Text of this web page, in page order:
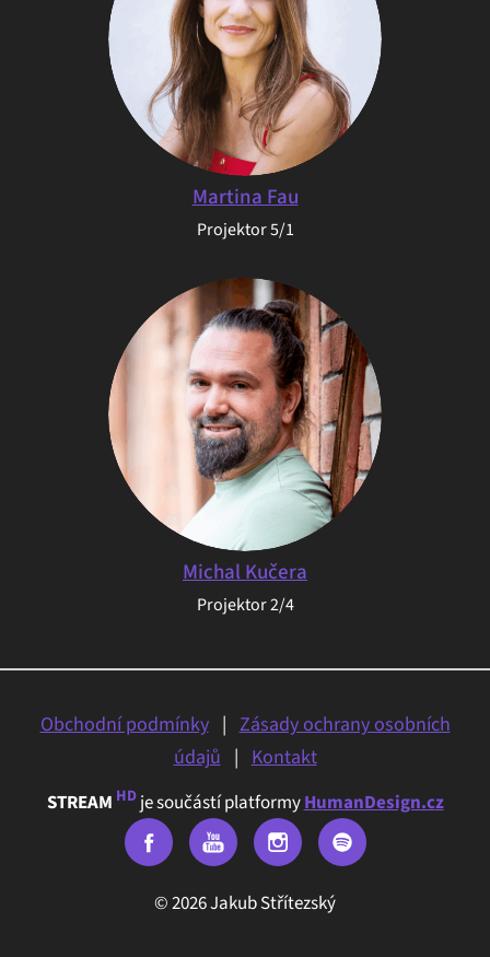
Martina Fau
Projektor 5/1
Michal Kučera
Projektor 2/4
Obchodní podmínky|Zásady ochrany osobních
údajů|Kontakt
STREAM HDje součástí platformyHumanDesign.cz
© 2026 Jakub Střítezský